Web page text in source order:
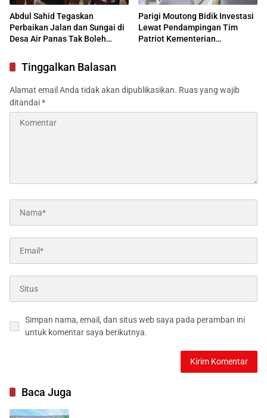
Abdul Sahid Tegaskan
Perbaikan Jalan dan Sungai di
Desa Air Panas Tak Boleh
Parigi Moutong Bidik Investasi
Lewat Pendampingan Tim
Patriot Kementerian
Tinggalkan Balasan
Alamat email Anda tidak akan dipublikasikan. Ruas yang wajib
ditandai*
Simpan nama, email, dan situs web saya pada peramban ini
untuk komentar saya berikutnya.
Baca Juga